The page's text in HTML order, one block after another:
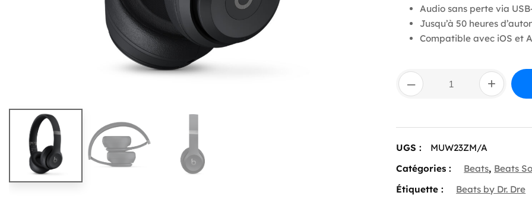
Audio sans perte via
Jusqu’à 50 heures
Compatible avec iOS et
–
quantité
de
Beats
—
On-
Ear
Wireless
Headphones
–
Matte
+
UGS :
MUW23ZM/A
Catégories :
Beats, Beats
Étiquette :
Beats by Dr. Dre